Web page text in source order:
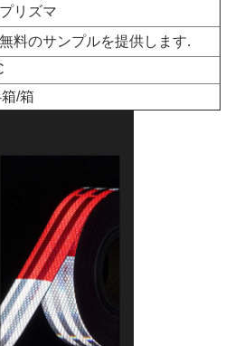
リズマ
料のサンプルを提供します.
/箱